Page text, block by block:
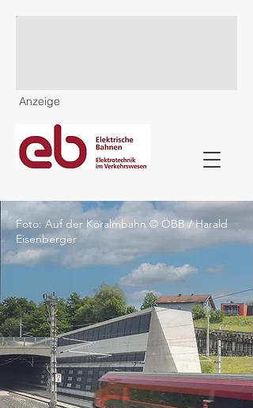
Anzeige
Foto: Auf der Koralmbahn © ÖBB / Harald
Eisenberger